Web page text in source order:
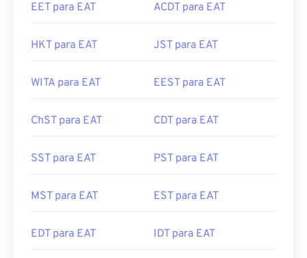
EET para EAT ACDT para EAT
HKT para EAT JST para EAT
WITA para EAT EEST para EAT
ChST para EAT CDT para EAT
SST para EAT PST para EAT
MST para EAT EST para EAT
EDT para EAT IDT para EAT